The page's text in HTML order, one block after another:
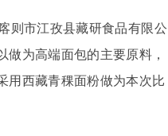
则市江孜县藏研食品有限公
为高端面包的主要原料，
用西藏青稞面粉做为本次比